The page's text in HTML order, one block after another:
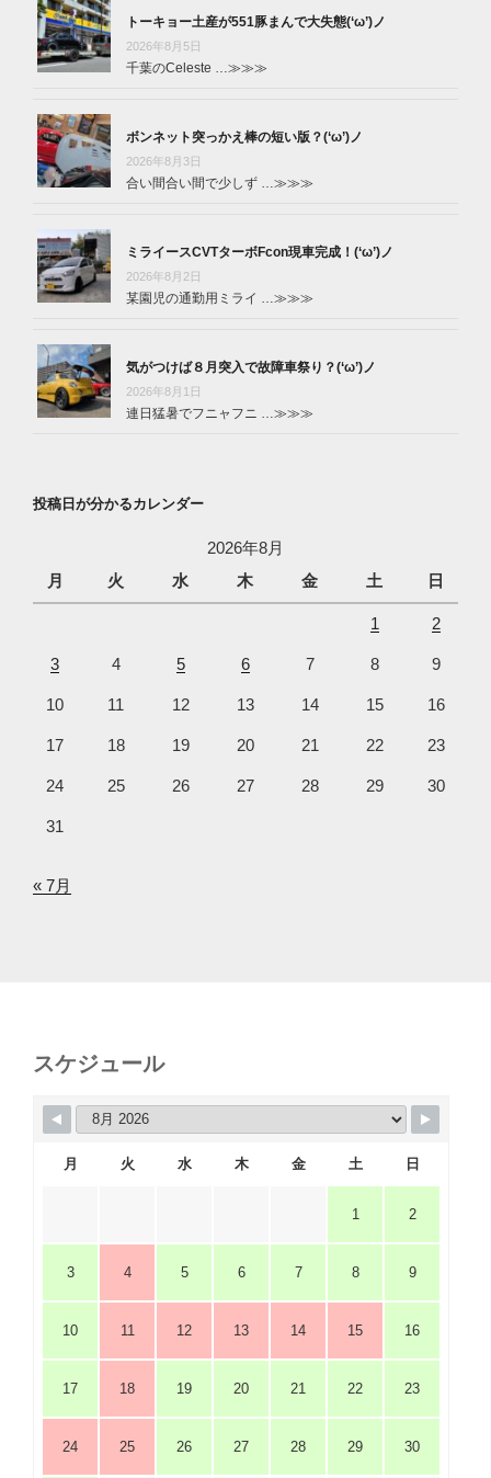
トーキョー土産が551豚まんで大失態(‘ω’)ノ
2026年8月5日
千葉のCeleste …≫≫≫
ボンネット突っかえ棒の短い版？(‘ω’)ノ
2026年8月3日
合い間合い間で少しず …≫≫≫
ミライースCVTターボFcon現車完成！(‘ω’)ノ
2026年8月2日
某園児の通勤用ミライ …≫≫≫
気がつけば８月突入で故障車祭り？(‘ω’)ノ
2026年8月1日
連日猛暑でフニャフニ …≫≫≫
投稿日が分かるカレンダー
2026年8月
月
火 水 木 金 土 日
1 2
3 4 5 6 7 8 9
10 11 12 13 14 15 16
17 18 19 20 21 22 23
24 25 26 27 28 29 30
31
« 7月
スケジュール
月 火 水 木 金 土 日
1 2
3 4 5 6 7 8 9
10 11 12 13 14 15 16
17 18 19 20 21 22 23
24 25 26 27 28 29 30